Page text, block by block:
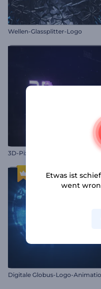
Wellen-Glassplitter-Logo
3D-Pixel-Intro
Digitale Globus-Logo-
Etwas ist
went